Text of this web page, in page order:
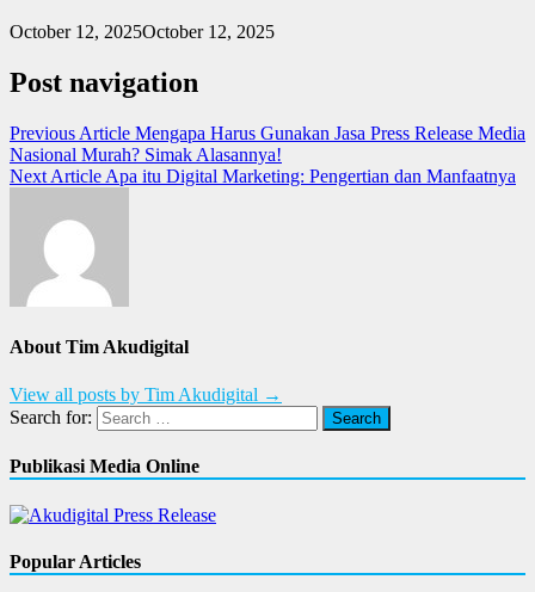
October 12, 2025October 12, 2025
Post navigation
Previous Article Mengapa Harus Gunakan Jasa Press Release Media
Nasional Murah? Simak Alasannya!
Next Article Apa itu Digital Marketing: Pengertian dan Manfaatnya
About Tim Akudigital
View all posts by Tim Akudigital →
Search for:
Publikasi Media Online
Popular Articles